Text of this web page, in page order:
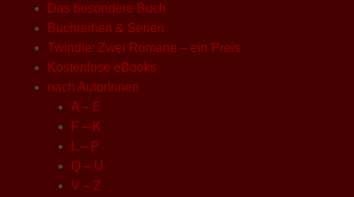
Das besondere Buch
Buchreihen & Serien
Twindie: Zwei Romane – ein Preis
Kostenlose eBooks
nach AutorInnen
A – E
F – K
L – P
Q – U
V – Z